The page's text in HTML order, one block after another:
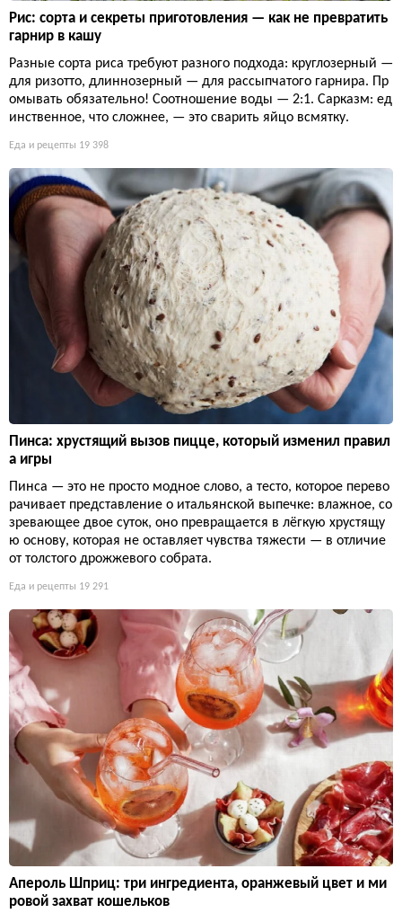
Рис: сорта и секреты приготовления — как не превратить
гарнир в кашу
Разные сорта риса требуют разного подхода: круглозерный —
для ризотто, длиннозерный — для рассыпчатого гарнира. Пр
омывать обязательно! Соотношение воды — 2:1. Сарказм: ед
инственное, что сложнее, — это сварить яйцо всмятку.
Еда и рецепты 19 398
Пинса: хрустящий вызов пицце, который изменил правил
а игры
Пинса — это не просто модное слово, а тесто, которое перево
рачивает представление о итальянской выпечке: влажное, со
зревающее двое суток, оно превращается в лёгкую хрустящу
ю основу, которая не оставляет чувства тяжести — в отличие
от толстого дрожжевого собрата.
Еда и рецепты 19 291
Апероль Шприц: три ингредиента, оранжевый цвет и ми
ровой захват кошельков